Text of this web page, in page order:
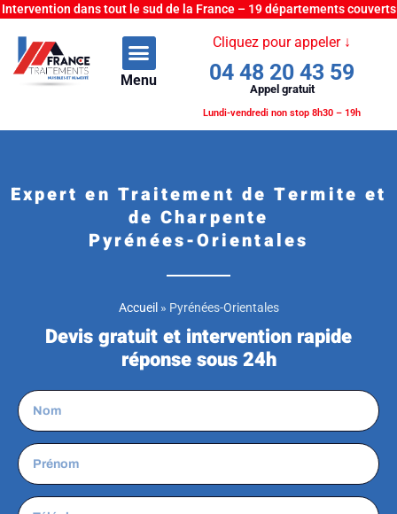
Intervention dans tout le sud de la France – 19 départements couverts
Menu
Cliquez pour appeler ↓
04 48 20 43 59
Appel gratuit
Lundi-vendredi non stop 8h30 – 19h
Expert en Traitement de Termite et
de Charpente
Pyrénées-Orientales
Accueil » Pyrénées-Orientales
Devis gratuit et intervention rapide
réponse sous 24h